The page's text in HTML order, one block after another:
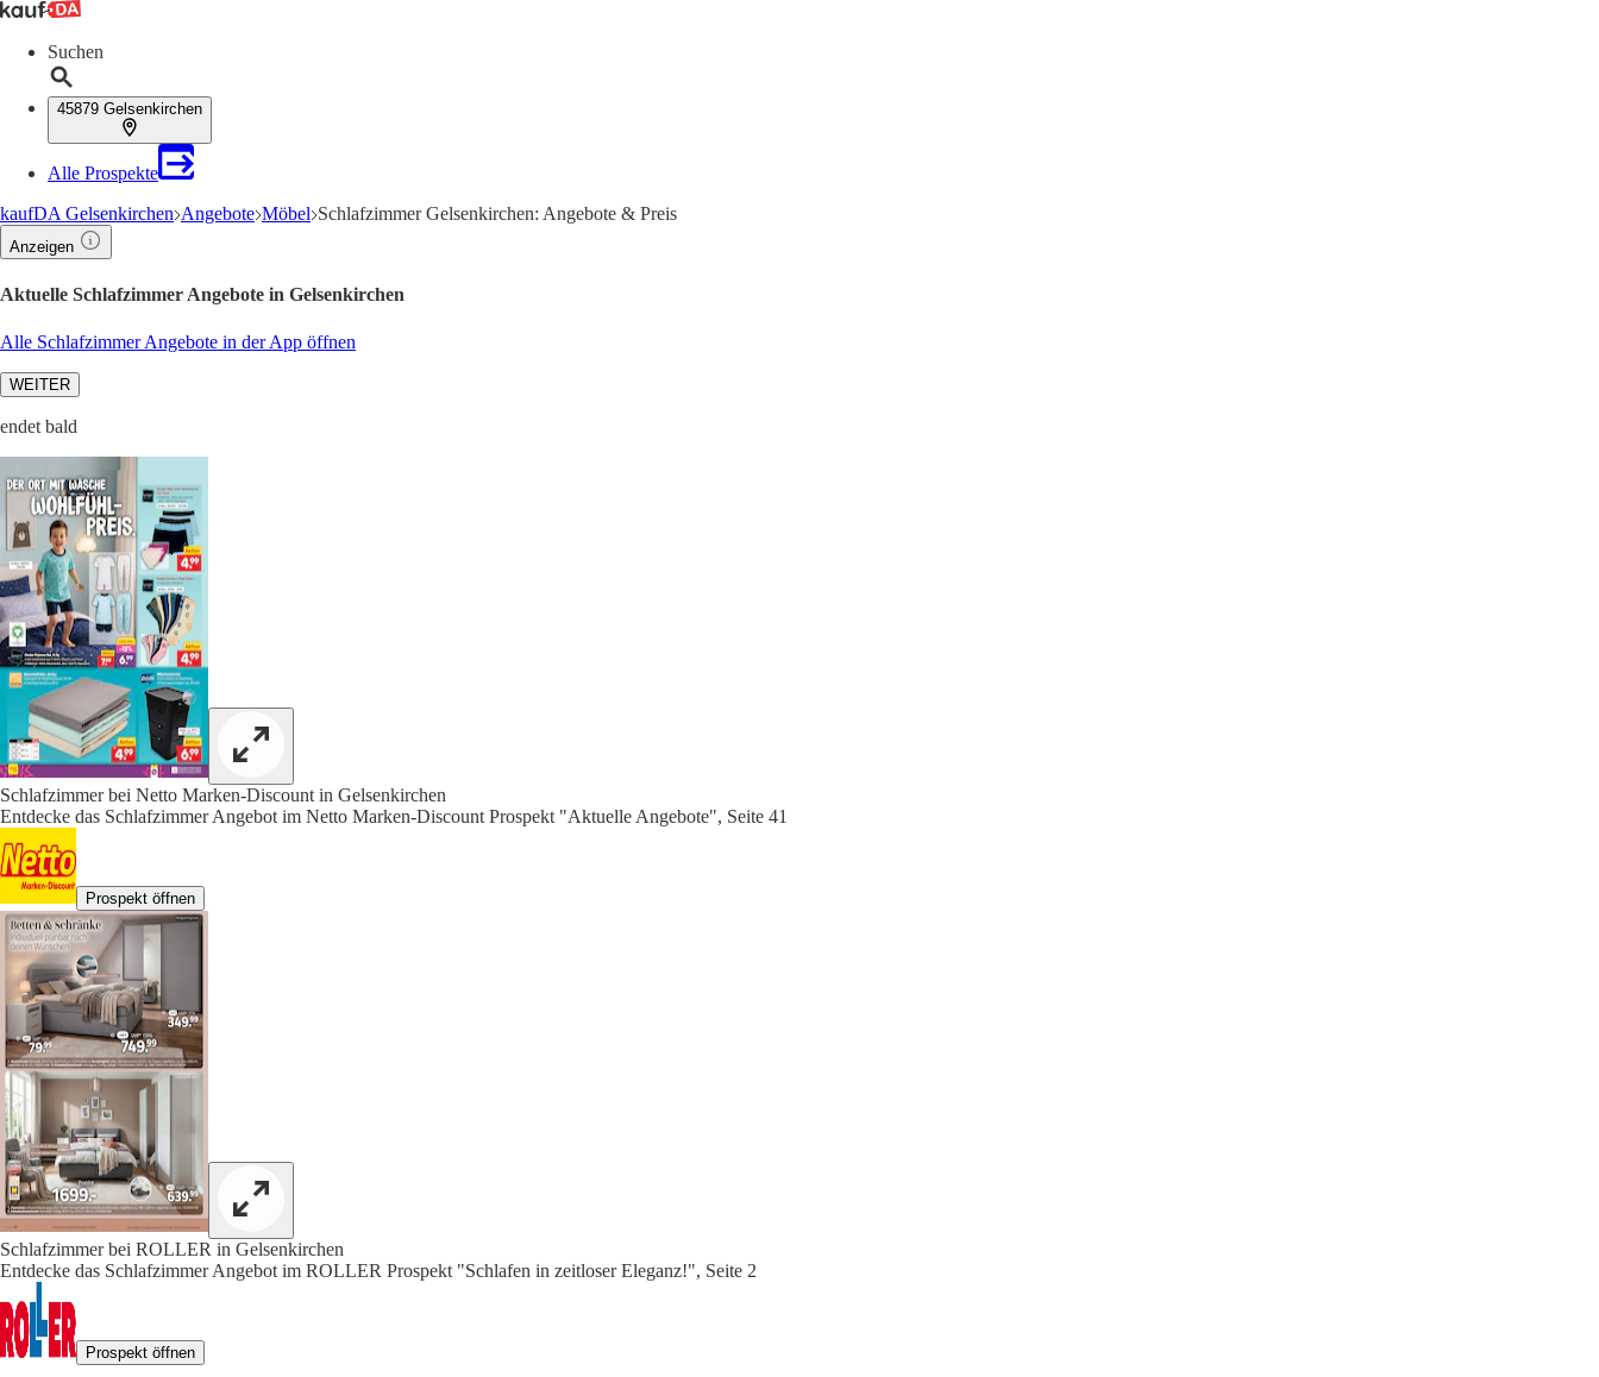
Suchen
45879 Gelsenkirchen
Alle Prospekte
kaufDA Gelsenkirchen Angebote Möbel Schlafzimmer Gelsenkirchen: Angebote & Preis
Anzeigen
Aktuelle Schlafzimmer Angebote in Gelsenkirchen
Alle Schlafzimmer Angebote in der App öffnen
WEITER
endet bald
Schlafzimmer bei Netto Marken-Discount in Gelsenkirchen
Entdecke das Schlafzimmer Angebot im Netto Marken-Discount Prospekt "Aktuelle Angebote", Seite 41
Prospekt öffnen
Schlafzimmer bei ROLLER in Gelsenkirchen
Entdecke das Schlafzimmer Angebot im ROLLER Prospekt "Schlafen in zeitloser Eleganz!", Seite 2
Prospekt öffnen